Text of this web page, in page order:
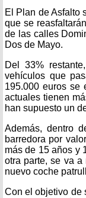
El Plan de Asfalto
que se
de las calles
Dos de Mayo.
Del 33%
vehículos que
195.000 euros se
actuales tienen
han supuesto un
Además, dentro
barredora por
más de 15 años y
otra parte, se va
nuevo coche
Con el objetivo de